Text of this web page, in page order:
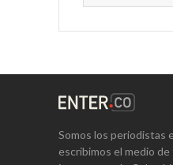
Somos los periodistas
escribimos el medio